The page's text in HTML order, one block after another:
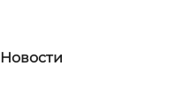
Новости